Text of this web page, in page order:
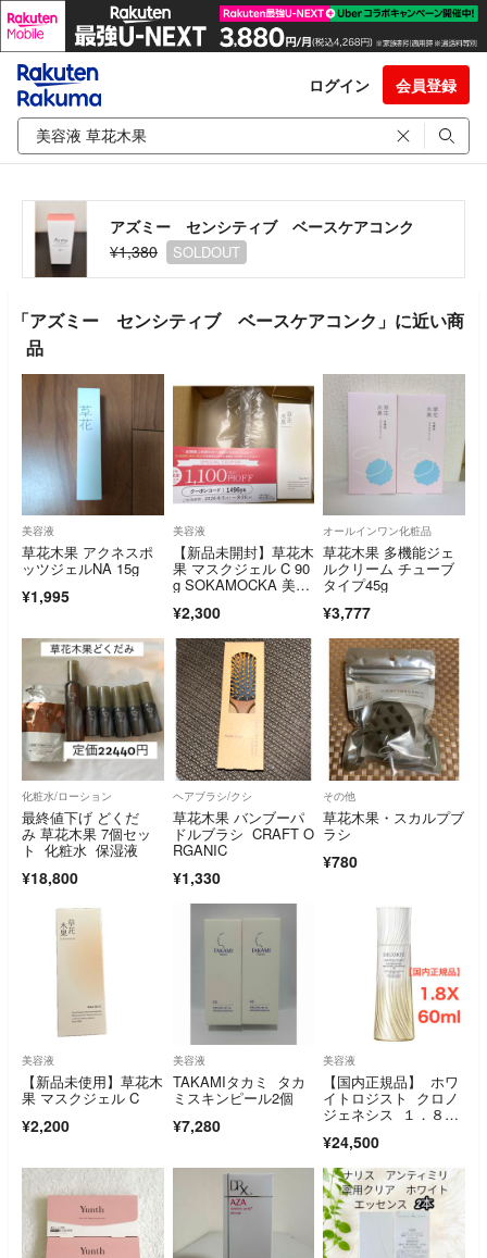
ログイン 会員登録
アズミー センシティブ ベースケアコンク
¥1,380
SOLDOUT
「アズミー センシティブ ベースケアコンク」に近い商
品
美容液
草花木果 アクネスポ
ッツジェルNA 15g
¥1,995
美容液
【新品未開封】草花木
果 マスクジェル C 90
g SOKAMOCKA 美容
¥2,300
オールインワン化粧品
草花木果 多機能ジェ
ルクリーム チューブ
タイプ45g
¥3,777
化粧水/ローション
最終値下げ どくだ
み 草花木果 7個セッ
ト 化粧水 保湿液
¥18,800
ヘアブラシ/クシ
草花木果 バンブーパ
ドルブラシ CRAFT O
RGANIC
¥1,330
その他
草花木果・スカルプブ
ラシ
¥780
美容液
【新品未使用】草花木
果 マスクジェル C
¥2,200
美容液
TAKAMIタカミ タカ
ミスキンピール2個
¥7,280
美容液
【国内正規品】 ホワ
イトロジスト クロノ
ジェネシス １．８
¥24,500